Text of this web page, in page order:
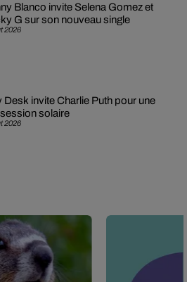
2026
Blanco invite Selena Gomez et
G sur son nouveau single
2026
Desk invite Charlie Puth pour une
session solaire